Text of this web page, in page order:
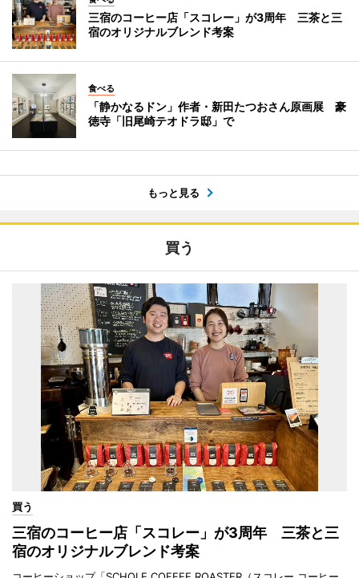
三宿のコーヒー店「スコレー」が3周年 三茶と三
宿のオリジナルブレンド考案
食べる
「静かなるドン」作者・新田たつおさん原画展 豪
徳寺「旧尾崎テオドラ邸」で
もっと見る
買う
買う
三宿のコーヒー店「スコレー」が3周年 三茶と三
宿のオリジナルブレンド考案